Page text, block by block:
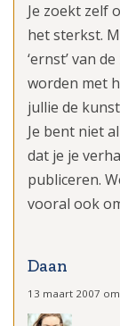
Je zoekt zelf
het sterkst.
‘ernst’ van
worden met
jullie de
Je bent niet
dat je je
publiceren.
vooral ook
Daan
13 maart 2007